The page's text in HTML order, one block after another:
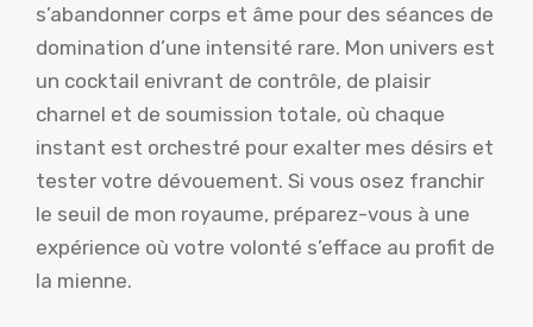
s’abandonner corps et âme pour des séances de
domination d’une intensité rare. Mon univers est
un cocktail enivrant de contrôle, de plaisir
charnel et de soumission totale, où chaque
instant est orchestré pour exalter mes désirs et
tester votre dévouement. Si vous osez franchir
le seuil de mon royaume, préparez-vous à une
expérience où votre volonté s’efface au profit de
la mienne.